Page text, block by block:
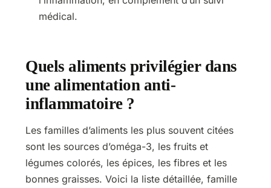
médical.
Quels aliments privilégier dans
une alimentation anti-
inflammatoire ?
Les familles d’aliments les plus souvent citées
sont les sources d’oméga-3, les fruits et
légumes colorés, les épices, les fibres et les
bonnes graisses. Voici la liste détaillée, famille